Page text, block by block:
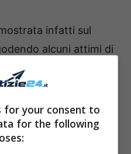
infatti sul
alcuni attimi di
pensato bene di
con tutti i suoi fan
ovviamente
apprezzamenti da
hanno perso
for your consent to
for the following